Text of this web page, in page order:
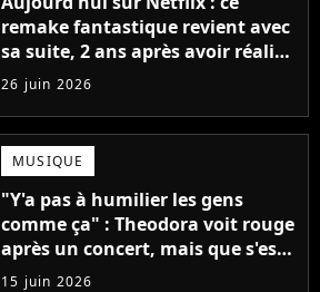
remake fantastique revient avec
sa suite, 2 ans après avoir réalisé
60 millions de vues et régné 6
semaines dans le Top 10
26 juin 2026
MUSIQUE
"Y'a pas à humilier les gens
comme ça" : Theodora voit rouge
après un concert, mais que s'est-
il passé ?
15 juin 2026